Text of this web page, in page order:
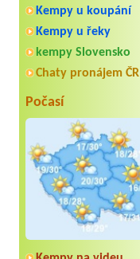
Kempy u koupání
Kempy u řeky
kempy Slovensko
Chaty pronájem ČR
Počasí